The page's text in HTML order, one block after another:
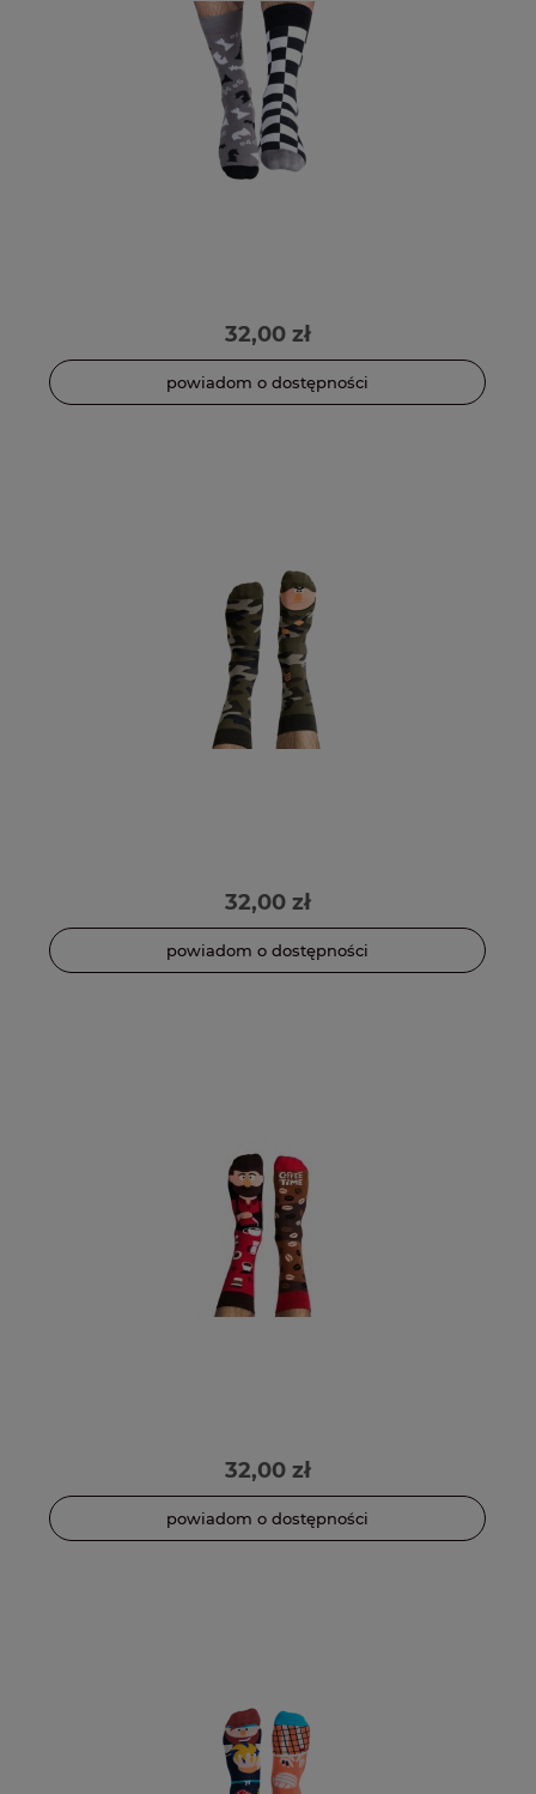
32,00 zł
powiadom o dostępności
32,00 zł
powiadom o dostępności
32,00 zł
powiadom o dostępności